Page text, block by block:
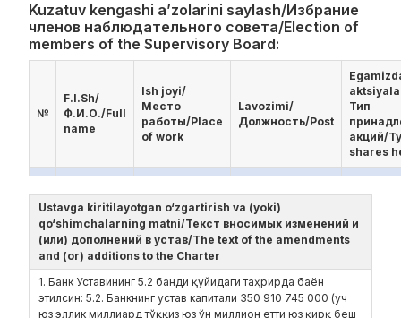
Kuzatuv kengashi a’zolarini saylash/Избрание
членов наблюдательного совета/Election of
members of the Supervisory Board:
№
F.I.Sh/
Ф.И.О./Full
name
Ish joyi/
Место
работы/Place
of work
Lavozimi/
Должность/Post
Тип
акций/
shares
Ustavga kiritilayotgan o‘zgartirish va (yoki)
qo‘shimchalarning matni/Текст вносимых изменений и
(или) дополнений в устав/The text of the amendments
and (or) additions to the Charter
1. Банк Уставининг 5.2 банди қуйидаги таҳрирда баён
этилсин: 5.2. Банкнинг устав капитали 350 910 745 000 (уч
юз эллик миллиард тўққиз юз ўн миллион етти юз қирқ беш